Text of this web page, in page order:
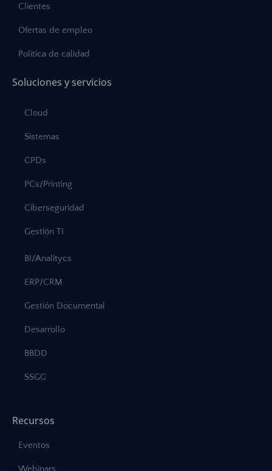
Clientes
Ofertas de empleo
Política de calidad
Soluciones y servicios
Cloud
Sistemas
CPDs
PCs/Printing
Ciberseguridad
Gestión TI
BI/Analitycs
ERP/CRM
Gestión Documental
Desarrollo
BBDD
SSGG
Recursos
Eventos
Webinars